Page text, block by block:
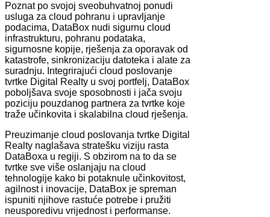
Poznat po svojoj sveobuhvatnoj ponudi
usluga za cloud pohranu i upravljanje
podacima, DataBox nudi sigurnu cloud
infrastrukturu, pohranu podataka,
sigurnosne kopije, rješenja za oporavak od
katastrofe, sinkronizaciju datoteka i alate za
suradnju. Integrirajući cloud poslovanje
tvrtke Digital Realty u svoj portfelj, DataBox
poboljšava svoje sposobnosti i jača svoju
poziciju pouzdanog partnera za tvrtke koje
traže učinkovita i skalabilna cloud rješenja.
Preuzimanje cloud poslovanja tvrtke Digital
Realty naglašava stratešku viziju rasta
DataBoxa u regiji. S obzirom na to da se
tvrtke sve više oslanjaju na cloud
tehnologije kako bi potaknule učinkovitost,
agilnost i inovacije, DataBox je spreman
ispuniti njihove rastuće potrebe i pružiti
neusporedivu vrijednost i performanse.